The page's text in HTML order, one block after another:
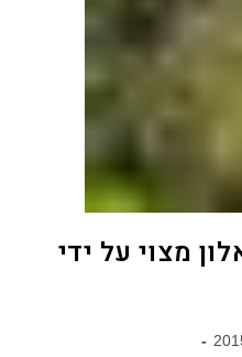
מצוי על ידי